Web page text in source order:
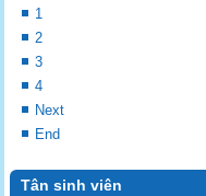
1
2
3
4
Next
End
Tân sinh viên